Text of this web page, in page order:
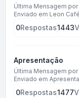
Última Mensagem por
Enviado em Leon Café
0Respostas1443
Apresentação
Última Mensagem por
Enviado em
0Respostas1477